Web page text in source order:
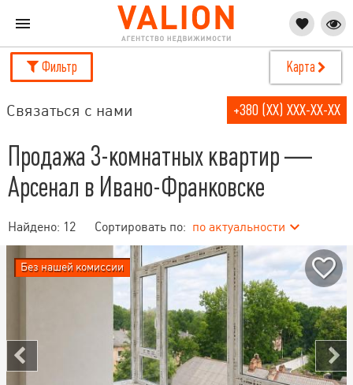
Фильтр Карта
Связаться с нами +380 (XX) XXX-XX-XX
Продажа 3-комнатных квартир —
Арсенал в Ивано-Франковске
Найдено: 12 Сортировать по: по актуальности
Без нашей комиссии